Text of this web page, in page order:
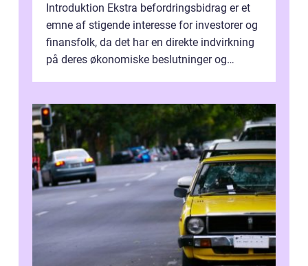
Introduktion Ekstra befordringsbidrag er et
emne af stigende interesse for investorer og
finansfolk, da det har en direkte indvirkning
på deres økonomiske beslutninger og